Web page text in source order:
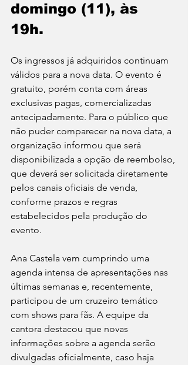
domingo (11), às
19h.
Os ingressos já adquiridos continuam
válidos para a nova data. O evento é
gratuito, porém conta com áreas
exclusivas pagas, comercializadas
antecipadamente. Para o público que
não puder comparecer na nova data, a
organização informou que será
disponibilizada a opção de reembolso,
que deverá ser solicitada diretamente
pelos canais oficiais de venda,
conforme prazos e regras
estabelecidos pela produção do
evento.
Ana Castela vem cumprindo uma
agenda intensa de apresentações nas
últimas semanas e, recentemente,
participou de um cruzeiro temático
com shows para fãs. A equipe da
cantora destacou que novas
informações sobre a agenda serão
divulgadas oficialmente, caso haja